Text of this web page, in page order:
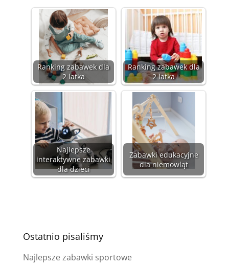
Ranking zabawek dla
2 latka
Ranking zabawek dla
2 latka
Najlepsze
interaktywne zabawki
dla dzieci
Zabawki edukacyjne
dla niemowląt
Ostatnio pisaliśmy
Najlepsze zabawki sportowe